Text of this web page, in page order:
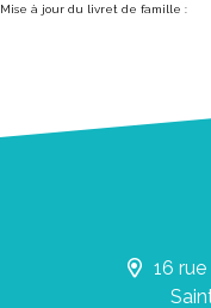
Mise à jour du livret de famille :
16